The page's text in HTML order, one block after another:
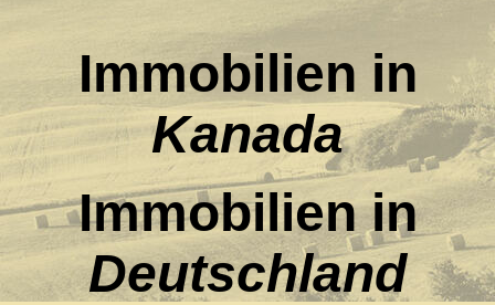
Immobilien in
Kanada
Immobilien in
Deutschland